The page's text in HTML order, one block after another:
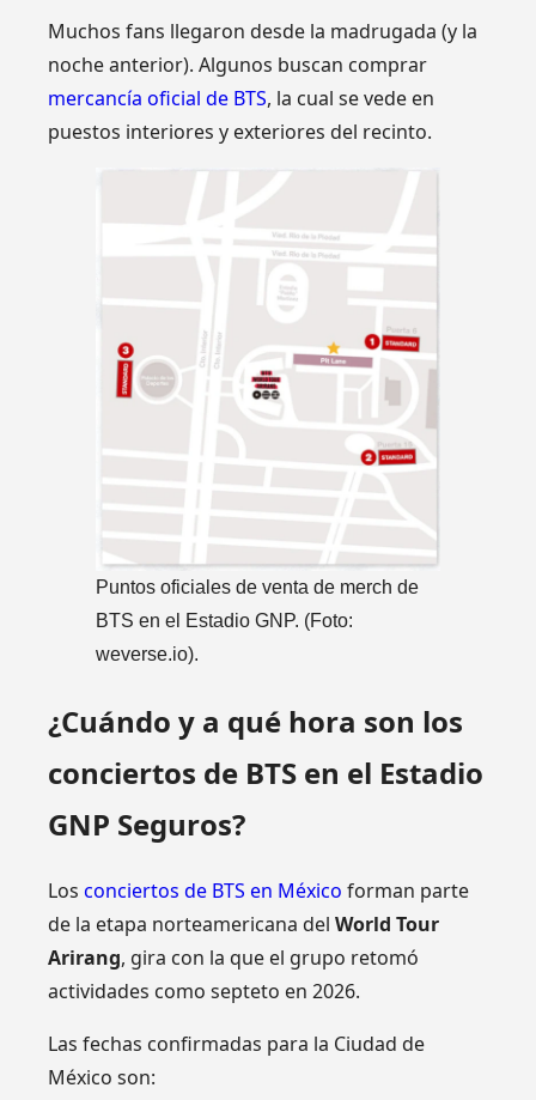
Muchos fans llegaron desde la madrugada (y la
noche anterior). Algunos buscan comprar
mercancía oficial de BTS, la cual se vede en
puestos interiores y exteriores del recinto.
Puntos oficiales de venta de merch de
BTS en el Estadio GNP. (Foto:
weverse.io).
¿Cuándo y a qué hora son los
conciertos de BTS en el Estadio
GNP Seguros?
Losconciertos de BTS en México forman parte
de la etapa norteamericana delWorld Tour
Arirang, gira con la que el grupo retomó
actividades como septeto en 2026.
Las fechas confirmadas para la Ciudad de
México son: